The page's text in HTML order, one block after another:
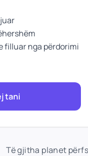
filluar nga përdorimi
tani
Të gjitha planet